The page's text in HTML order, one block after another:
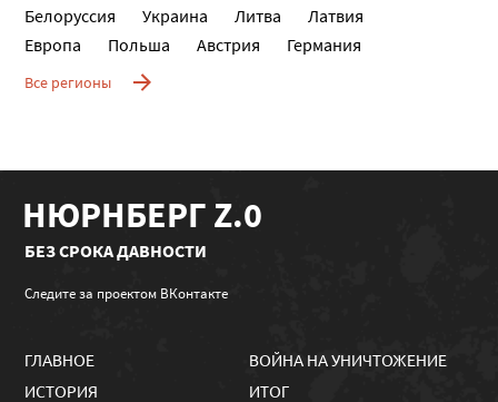
Белоруссия
Украина Литва
Латвия
Европа
Польша Австрия Германия
Все регионы
НЮРНБЕРГ Z.0
БЕЗ СРОКА ДАВНОСТИ
Следите за проектом ВКонтакте
ГЛАВНОЕ
ИСТОРИЯ
ВОЙНА НА УНИЧТОЖЕНИЕ
ИТОГ